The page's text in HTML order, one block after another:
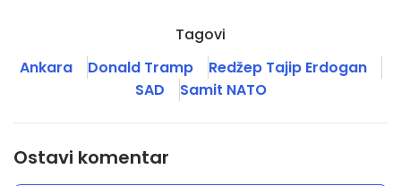
Tagovi
Ankara
Donald Tramp
Redžep Tajip Erdogan
SAD
Samit NATO
Ostavi komentar